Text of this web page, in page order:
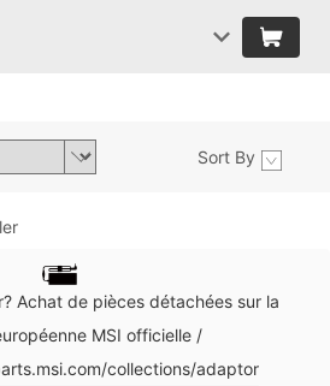
Sort By
Achat de pièces détachées sur la
MSI officielle /
collections/adaptor